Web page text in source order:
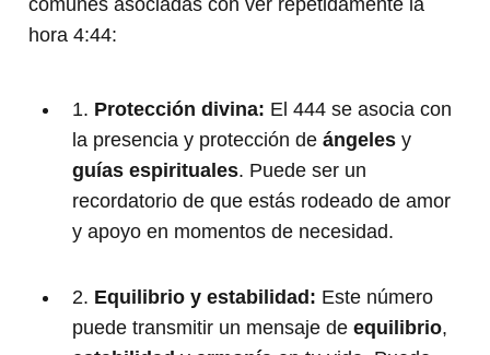
comunes asociadas con ver repetidamente la
hora 4:44:
1. Protección divina: El 444 se asocia con
la presencia y protección de ángeles y
guías espirituales. Puede ser un
recordatorio de que estás rodeado de amor
y apoyo en momentos de necesidad.
2. Equilibrio y estabilidad: Este número
puede transmitir un mensaje de equilibrio,